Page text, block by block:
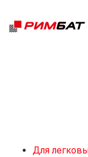
Для